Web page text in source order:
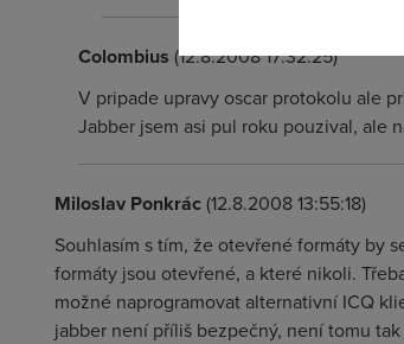
Colombius (12.8.2008 17:32:25)
V pripade upravy oscar protokolu ale
Jabber jsem asi pul roku pouzival, ale
Miloslav Ponkrác(12.8.2008 13:55:18)
Souhlasím s tím, že otevřené formáty by
formáty jsou otevřené, a které nikoli.
možné naprogramovat alternativní ICQ
jabber není příliš bezpečný, není tomu